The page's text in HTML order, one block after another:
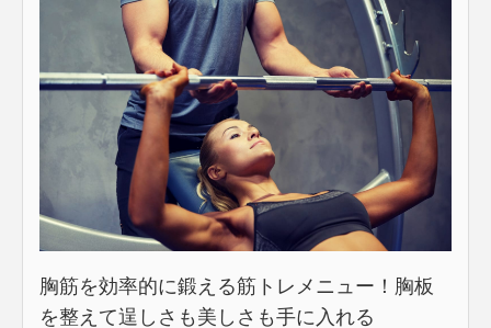
胸筋を効率的に鍛える筋トレメニュー！胸板
を整えて逞しさも美しさも手に入れる